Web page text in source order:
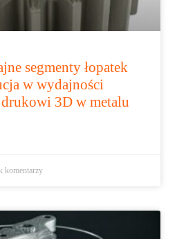
segmenty łopatek
w wydajności
3D w metalu
komentarzy